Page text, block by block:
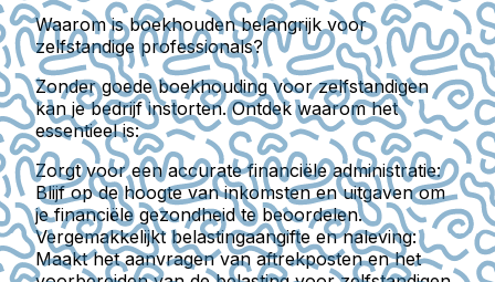
Waarom is boekhouden belangrijk voor
zelfstandige professionals?
Zonder goede boekhouding voor zelfstandigen
kan je bedrijf instorten. Ontdek waarom het
essentieel is:
Zorgt voor een accurate financiële administratie:
Blijf op de hoogte van inkomsten en uitgaven om
je financiële gezondheid te beoordelen.
Vergemakkelijkt belastingaangifte en naleving:
Maakt het aanvragen van aftrekposten en het